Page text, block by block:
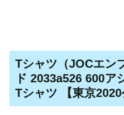
Tシャツ（JOCエン
ド 2033a526 600ア
Tシャツ 【東京2020